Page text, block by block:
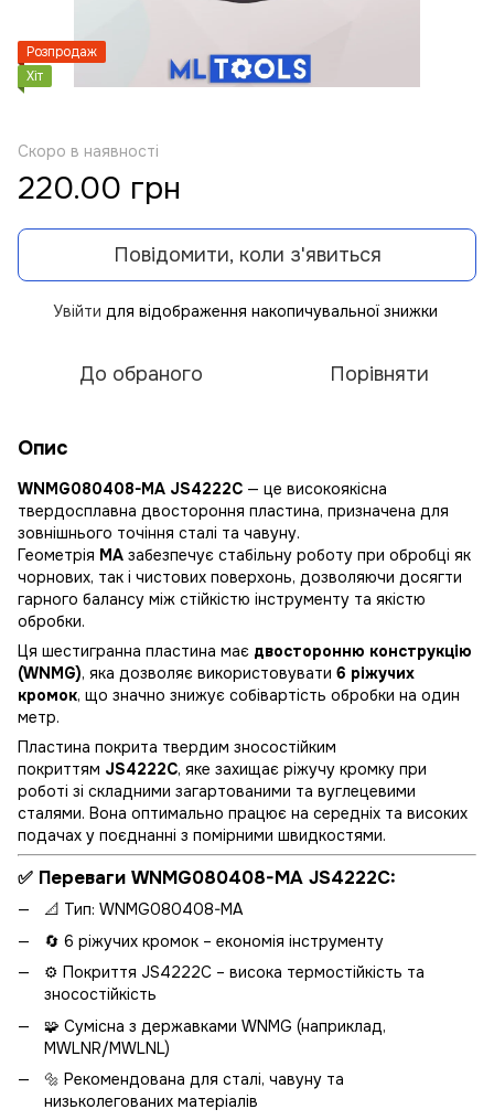
Розпродаж
Хіт
Скоро в наявності
220.00 грн
Повідомити, коли з'явиться
Увійти для відображення накопичувальної знижки
До обраного Порівняти
Опис
WNMG080408-MA JS4222C — це високоякісна
твердосплавна двостороння пластина, призначена для
зовнішнього точіння сталі та чавуну.
Геометрія MA забезпечує стабільну роботу при обробці як
чорнових, так і чистових поверхонь, дозволяючи досягти
гарного балансу між стійкістю інструменту та якістю
обробки.
Ця шестигранна пластина має двосторонню конструкцію
(WNMG), яка дозволяє використовувати 6 ріжучих
кромок, що значно знижує собівартість обробки на один
метр.
Пластина покрита твердим зносостійким
покриттям JS4222C, яке захищає ріжучу кромку при
роботі зі складними загартованими та вуглецевими
сталями. Вона оптимально працює на середніх та високих
подачах у поєднанні з помірними швидкостями.
✅ Переваги WNMG080408-MA JS4222C:
📐 Тип: WNMG080408-MA
🔄 6 ріжучих кромок – економія інструменту
⚙️ Покриття JS4222C – висока термостійкість та
зносостійкість
🧩 Сумісна з державками WNMG (наприклад,
MWLNR/MWLNL)
🔩 Рекомендована для сталі, чавуну та
низьколегованих матеріалів